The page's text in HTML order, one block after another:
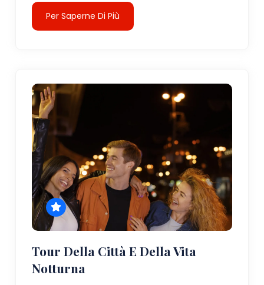
Per Saperne Di Più
Tour Della Città E Della Vita
Notturna